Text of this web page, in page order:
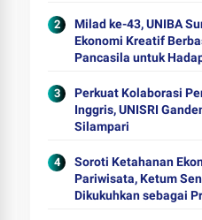
Milad ke-43, UNIBA
Ekonomi Kreatif
Pancasila untuk
Perkuat Kolaborasi
Inggris, UNISRI
Silampari
Soroti Ketahanan
Pariwisata, Ketum
Dikukuhkan sebagai